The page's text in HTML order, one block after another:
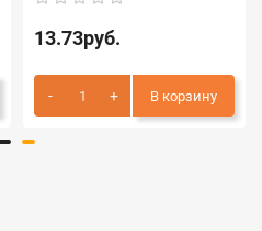
13.73руб.
В корзину